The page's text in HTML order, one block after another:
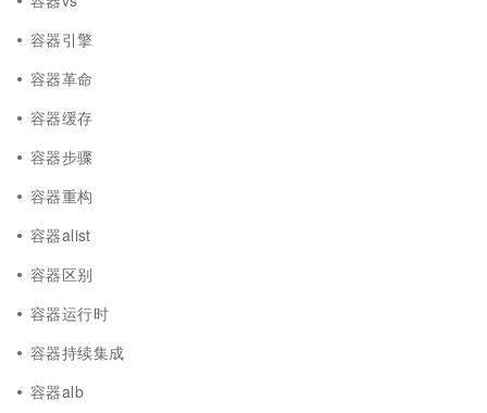
容器引擎
容器革命
容器缓存
容器步骤
容器重构
容器alist
容器区别
容器运行时
容器持续集成
容器alb